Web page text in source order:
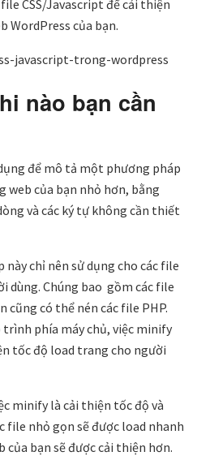
CSS/Javascript để cải thiện
WordPress của bạn.
nào bạn cần
để mô tả một phương pháp
của bạn nhỏ hơn, bằng
và các ký tự không cần thiết
chỉ nên sử dụng cho các file
dùng. Chúng bao gồm các file
cũng có thể nén các file PHP.
phía máy chủ, việc minify
tốc độ load trang cho người
minify là cải thiện tốc độ và
file nhỏ gọn sẽ được load nhanh
bạn sẽ được cải thiện hơn.